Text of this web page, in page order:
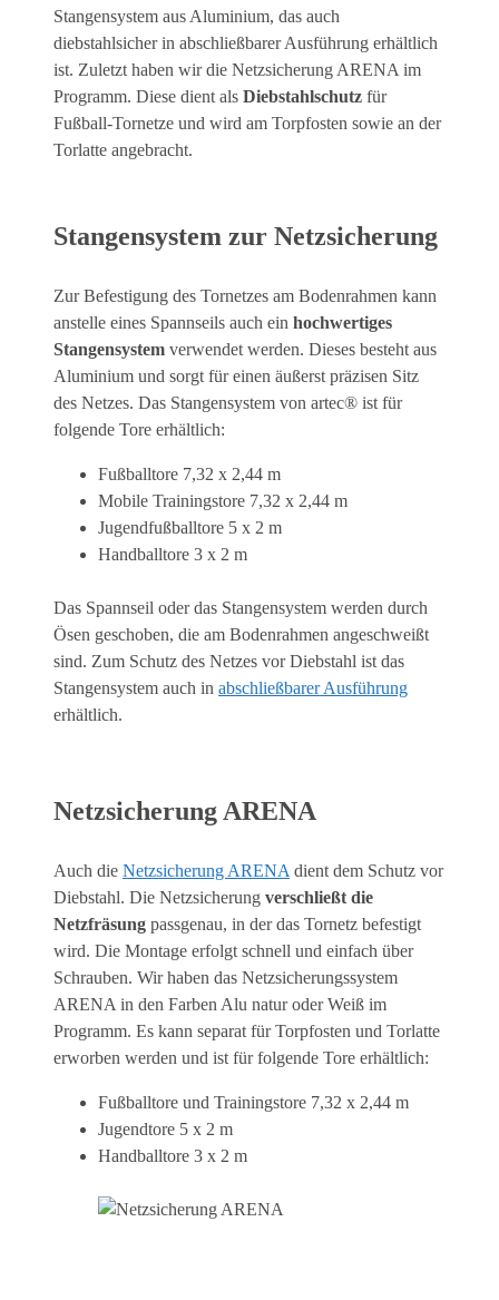
Stangensystem aus Aluminium, das auch
diebstahlsicher in abschließbarer Ausführung erhältlich
ist. Zuletzt haben wir die Netzsicherung ARENA im
Programm. Diese dient als Diebstahlschutz für
Fußball-Tornetze und wird am Torpfosten sowie an der
Torlatte angebracht.
Stangensystem zur Netzsicherung
Zur Befestigung des Tornetzes am Bodenrahmen kann
anstelle eines Spannseils auch ein hochwertiges
Stangensystem verwendet werden. Dieses besteht aus
Aluminium und sorgt für einen äußerst präzisen Sitz
des Netzes. Das Stangensystem von artec® ist für
folgende Tore erhältlich:
Fußballtore 7,32 x 2,44 m
Mobile Trainingstore 7,32 x 2,44 m
Jugendfußballtore 5 x 2 m
Handballtore 3 x 2 m
Das Spannseil oder das Stangensystem werden durch
Ösen geschoben, die am Bodenrahmen angeschweißt
sind. Zum Schutz des Netzes vor Diebstahl ist das
Stangensystem auch in abschließbarer Ausführung
erhältlich.
Netzsicherung ARENA
Auch die Netzsicherung ARENA dient dem Schutz vor
Diebstahl. Die Netzsicherung verschließt die
Netzfräsung passgenau, in der das Tornetz befestigt
wird. Die Montage erfolgt schnell und einfach über
Schrauben. Wir haben das Netzsicherungssystem
ARENA in den Farben Alu natur oder Weiß im
Programm. Es kann separat für Torpfosten und Torlatte
erworben werden und ist für folgende Tore erhältlich:
Fußballtore und Trainingstore 7,32 x 2,44 m
Jugendtore 5 x 2 m
Handballtore 3 x 2 m